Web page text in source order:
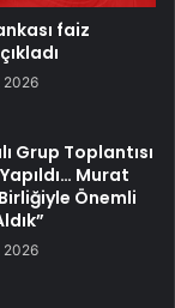
faiz
2026
Grup Toplantısı
Murat
Önemli
2026